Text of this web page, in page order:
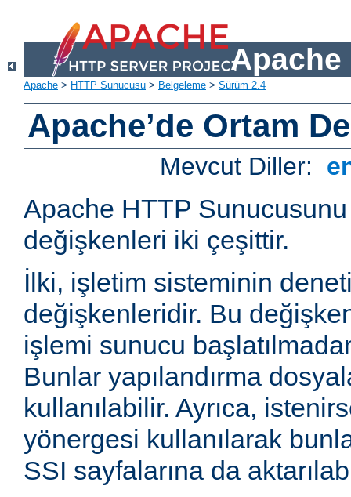
Apache
Apache > HTTP Sunucusu > Belgeleme > Sürüm 2.4
Apache’de Ortam
Mevcut Diller:
Apache HTTP
değişkenleri iki çeşittir.
İlki, işletim sisteminin
değişkenleridir. Bu
işlemi sunucu
Bunlar yapılandırma
kullanılabilir. Ayrıca,
yönergesi kullanılarak
SSI sayfalarına da